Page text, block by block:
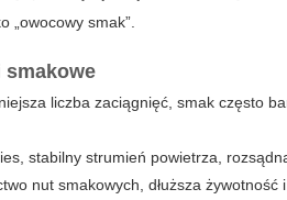
„owocowy smak”.
smakowe
liczba zaciągnięć, smak często
, stabilny strumień powietrza,
nut smakowych, dłuższa żywotność